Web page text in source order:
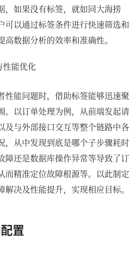
，如果没有标签，就如同大海捞
可以通过标签条件进行快速筛选和
数据分析的效率和准确性。
能优化
性能问题时，借助标签能够迅速聚
。以订单处理为例，从前端发起请
及与外部接口交互等整个链路中各
，从中发现到底是哪个子步骤耗时
障还是数据库操作异常等导致了订
而精准定位故障根源等。以此制定
决及性能提升，实现相应目标。
置